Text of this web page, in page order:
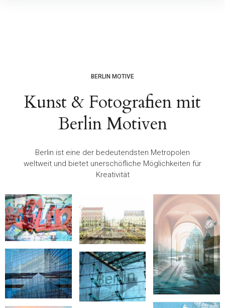
BERLIN MOTIVE
Kunst & Fotografien mit
Berlin Motiven
Berlin ist eine der bedeutendsten Metropolen
weltweit und bietet unerschöfliche Möglichkeiten für
Kreativität